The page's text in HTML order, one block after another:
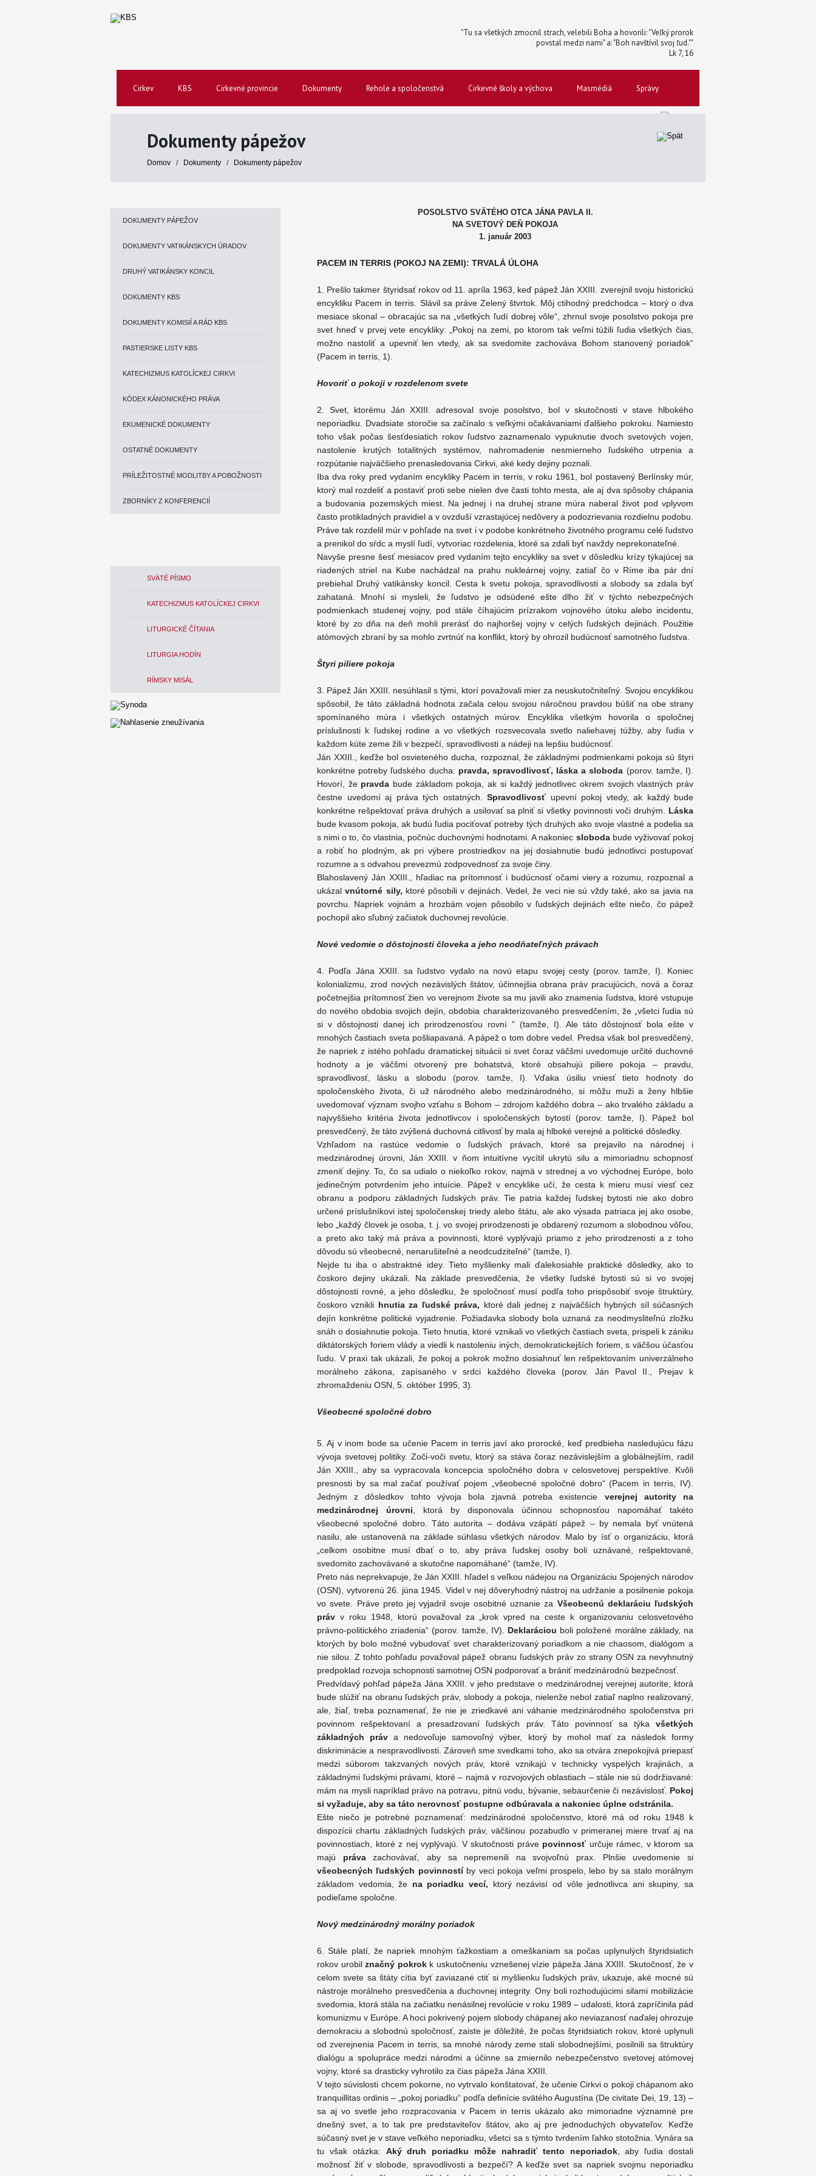
"Tu sa všetkých zmocnil strach, velebili Boha a hovorili: "Veľký prorok
povstal medzi nami" a: "Boh navštívil svoj ľud.""
Lk 7, 16
Cirkev KBS Cirkevné provincie Dokumenty Rehole a spoločenstvá Cirkevné školy a výchova Masmédiá Správy
Dokumenty pápežov
Domov / Dokumenty / Dokumenty pápežov
DOKUMENTY PÁPEŽOV
DOKUMENTY VATIKÁNSKYCH ÚRADOV
DRUHÝ VATIKÁNSKY KONCIL
DOKUMENTY KBS
DOKUMENTY KOMISIÍ A RÁD KBS
PASTIERSKE LISTY KBS
KATECHIZMUS KATOLÍCKEJ CIRKVI
KÓDEX KÁNONICKÉHO PRÁVA
EKUMENICKÉ DOKUMENTY
OSTATNÉ DOKUMENTY
PRÍLEŽITOSTNÉ MODLITBY A POBOŽNOSTI
ZBORNÍKY Z KONFERENCIÍ
SVÄTÉ PÍSMO
KATECHIZMUS KATOLÍCKEJ CIRKVI
LITURGICKÉ ČÍTANIA
LITURGIA HODÍN
RÍMSKY MISÁL
POSOLSTVO SVÄTÉHO OTCA JÁNA PAVLA II.
NA SVETOVÝ DEŇ POKOJA
1. január 2003
PACEM IN TERRIS (POKOJ NA ZEMI): TRVALÁ ÚLOHA
1. Prešlo takmer štyridsať rokov od 11. apríla 1963, keď pápež Ján XXIII. zverejnil svoju historickú
encykliku Pacem in terris. Slávil sa práve Zelený štvrtok. Môj ctihodný predchodca – ktorý o dva
mesiace skonal – obracajúc sa na „všetkých ľudí dobrej vôle“, zhrnul svoje posolstvo pokoja pre
svet hneď v prvej vete encykliky: „Pokoj na zemi, po ktorom tak veľmi túžili ľudia všetkých čias,
možno nastoliť a upevniť len vtedy, ak sa svedomite zachováva Bohom stanovený poriadok”
(Pacem in terris, 1).
Hovoriť o pokoji v rozdelenom svete
2. Svet, ktorému Ján XXIII. adresoval svoje posolstvo, bol v skutočnosti v stave hlbokého
neporiadku. Dvadsiate storočie sa začínalo s veľkými očakávaniami ďalšieho pokroku. Namiesto
toho však počas šesťdesiatich rokov ľudstvo zaznamenalo vypuknutie dvoch svetových vojen,
nastolenie krutých totalitných systémov, nahromadenie nesmierneho ľudského utrpenia a
rozpútanie najväčšieho prenasledovania Cirkvi, aké kedy dejiny poznali.
Iba dva roky pred vydaním encykliky Pacem in terris, v roku 1961, bol postavený Berlínsky múr,
ktorý mal rozdeliť a postaviť proti sebe nielen dve časti tohto mesta, ale aj dva spôsoby chápania
a budovania pozemských miest. Na jednej i na druhej strane múra naberal život pod vplyvom
často protikladných pravidiel a v ovzduší vzrastajúcej nedôvery a podozrievania rozdielnu podobu.
Práve tak rozdelil múr v pohľade na svet i v podobe konkrétneho životného programu celé ľudstvo
a prenikol do sŕdc a myslí ľudí, vytvoriac rozdelenia, ktoré sa zdali byť navždy neprekonateľné.
Navyše presne šesť mesiacov pred vydaním tejto encykliky sa svet v dôsledku krízy týkajúcej sa
riadených striel na Kube nachádzal na prahu nukleárnej vojny, zatiaľ čo v Ríme iba pár dní
prebiehal Druhý vatikánsky koncil. Cesta k svetu pokoja, spravodlivosti a slobody sa zdala byť
zahataná. Mnohí si mysleli, že ľudstvo je odsúdené ešte dlho žiť v týchto nebezpečných
podmienkach studenej vojny, pod stále číhajúcim prízrakom vojnového útoku alebo incidentu,
ktoré by zo dňa na deň mohli prerásť do najhoršej vojny v celých ľudských dejinách. Použitie
atómových zbraní by sa mohlo zvrtnúť na konflikt, ktorý by ohrozil budúcnosť samotného ľudstva.
Štyri piliere pokoja
3. Pápež Ján XXIII. nesúhlasil s tými, ktorí považovali mier za neuskutočniteľný. Svojou encyklikou
spôsobil, že táto základná hodnota začala celou svojou náročnou pravdou búšiť na obe strany
spomínaného múra i všetkých ostatných múrov. Encyklika všetkým hovorila o spoločnej
príslušnosti k ľudskej rodine a vo všetkých rozsvecovala svetlo naliehavej túžby, aby ľudia v
každom kúte zeme žili v bezpečí, spravodlivosti a nádeji na lepšiu budúcnosť.
Ján XXIII., keďže bol osvieteného ducha, rozpoznal, že základnými podmienkami pokoja sú štyri
konkrétne potreby ľudského ducha: pravda, spravodlivosť, láska a sloboda (porov. tamže, I).
Hovorí, že pravda bude základom pokoja, ak si každý jednotlivec okrem svojich vlastných práv
čestne uvedomí aj práva tých ostatných. Spravodlivosť upevní pokoj vtedy, ak každý bude
konkrétne rešpektovať práva druhých a usilovať sa plniť si všetky povinnosti voči druhým. Láska
bude kvasom pokoja, ak budú ľudia pociťovať potreby tých druhých ako svoje vlastné a podelia sa
s nimi o to, čo vlastnia, počnúc duchovnými hodnotami. A nakoniec slobodabude vyživovať pokoj
a robiť ho plodným, ak pri výbere prostriedkov na jej dosiahnutie budú jednotlivci postupovať
rozumne a s odvahou prevezmú zodpovednosť za svoje činy.
Blahoslavený Ján XXIII., hľadiac na prítomnosť i budúcnosť očami viery a rozumu, rozpoznal a
ukázalvnútorné sily, ktoré pôsobili v dejinách. Vedel, že veci nie sú vždy také, ako sa javia na
povrchu. Napriek vojnám a hrozbám vojen pôsobilo v ľudských dejinách ešte niečo, čo pápež
pochopil ako sľubný začiatok duchovnej revolúcie.
Nové vedomie o dôstojnosti človeka a jeho neodňateľných právach
4. Podľa Jána XXIII. sa ľudstvo vydalo na novú etapu svojej cesty (porov. tamže, I). Koniec
kolonializmu, zrod nových nezávislých štátov, účinnejšia obrana práv pracujúcich, nová a čoraz
početnejšia prítomnosť žien vo verejnom živote sa mu javili ako znamenia ľudstva, ktoré vstupuje
do nového obdobia svojich dejín, obdobia charakterizovaného presvedčením, že „všetci ľudia sú
si v dôstojnosti danej ich prirodzenosťou rovní ” (tamže, I). Ale táto dôstojnosť bola ešte v
mnohých častiach sveta pošliapavaná. A pápež o tom dobre vedel. Predsa však bol presvedčený,
že napriek z istého pohľadu dramatickej situácii si svet čoraz väčšmi uvedomuje určité duchovné
hodnoty a je väčšmi otvorený pre bohatstvá, ktoré obsahujú piliere pokoja – pravdu,
spravodlivosť, lásku a slobodu (porov. tamže, I). Vďaka úsiliu vniesť tieto hodnoty do
spoločenského života, či už národného alebo medzinárodného, si môžu muži a ženy hlbšie
uvedomovať význam svojho vzťahu s Bohom – zdrojom každého dobra – ako trvalého základu a
najvyššieho kritéria života jednotlivcov i spoločenských bytostí (porov. tamže, I). Pápež bol
presvedčený, že táto zvýšená duchovná citlivosť by mala aj hlboké verejné a politické dôsledky.
Vzhľadom na rastúce vedomie o ľudských právach, ktoré sa prejavilo na národnej i
medzinárodnej úrovni, Ján XXIII. v ňom intuitívne vycítil ukrytú silu a mimoriadnu schopnosť
zmeniť dejiny. To, čo sa udialo o niekoľko rokov, najmä v strednej a vo východnej Európe, bolo
jedinečným potvrdením jeho intuície. Pápež v encyklike učí, že cesta k mieru musí viesť cez
obranu a podporu základných ľudských práv. Tie patria každej ľudskej bytosti nie ako dobro
určené príslušníkovi istej spoločenskej triedy alebo štátu, ale ako výsada patriaca jej ako osobe,
lebo „každý človek je osoba, t. j. vo svojej prirodzenosti je obdarený rozumom a slobodnou vôľou,
a preto ako taký má práva a povinnosti, ktoré vyplývajú priamo z jeho prirodzenosti a z toho
dôvodu sú všeobecné, nenarušiteľné a neodcudziteľné“ (tamže, I).
Nejde tu iba o abstraktné idey. Tieto myšlienky mali ďalekosiahle praktické dôsledky, ako to
čoskoro dejiny ukázali. Na základe presvedčenia, že všetky ľudské bytosti sú si vo svojej
dôstojnosti rovné, a jeho dôsledku, že spoločnosť musí podľa toho prispôsobiť svoje štruktúry,
čoskoro vznikli hnutia za ľudské práva, ktoré dali jednej z najväčších hybných síl súčasných
dejín konkrétne politické vyjadrenie. Požiadavka slobody bola uznaná za neodmysliteľnú zložku
snáh o dosiahnutie pokoja. Tieto hnutia, ktoré vznikali vo všetkých častiach sveta, prispeli k zániku
diktátorských foriem vlády a viedli k nastoleniu iných, demokratickejších foriem, s väčšou účasťou
ľudu. V praxi tak ukázali, že pokoj a pokrok možno dosiahnuť len rešpektovaním univerzálneho
morálneho zákona, zapísaného v srdci každého človeka (porov. Ján Pavol II., Prejav k
zhromaždeniu OSN, 5. október 1995, 3).
Všeobecné spoločné dobro
5. Aj v inom bode sa učenie Pacem in terris javí ako prorocké, keď predbieha nasledujúcu fázu
vývoja svetovej politiky. Zoči-voči svetu, ktorý sa stáva čoraz nezávislejším a globálnejším, radil
Ján XXIII., aby sa vypracovala koncepcia spoločného dobra v celosvetovej perspektíve. Kvôli
presnosti by sa mal začať používať pojem „všeobecné spoločné dobro“ (Pacem in terris, IV).
Jedným z dôsledkov tohto vývoja bola zjavná potreba existencie verejnej autority na
medzinárodnej úrovni , ktorá by disponovala účinnou schopnosťou napomáhať takéto
všeobecné spoločné dobro. Táto autorita – dodáva vzápätí pápež – by nemala byť vnútená
nasilu, ale ustanovená na základe súhlasu všetkých národov. Malo by ísť o organizáciu, ktorá
„celkom osobitne musí dbať o to, aby práva ľudskej osoby boli uznávané, rešpektované,
svedomito zachovávané a skutočne napomáhané“ (tamže, IV).
Preto nás neprekvapuje, že Ján XXIII. hľadel s veľkou nádejou na Organizáciu Spojených národov
(OSN), vytvorenú 26. júna 1945. Videl v nej dôveryhodný nástroj na udržanie a posilnenie pokoja
vo svete. Práve preto jej vyjadril svoje osobitné uznanie za Všeobecnú deklaráciu ľudských
práv v roku 1948, ktorú považoval za „krok vpred na ceste k organizovaniu celosvetového
právno-politického zriadenia“ (porov. tamže, IV). Deklaráciou boli položené morálne základy, na
ktorých by bolo možné vybudovať svet charakterizovaný poriadkom a nie chaosom, dialógom a
nie silou. Z tohto pohľadu považoval pápež obranu ľudských práv zo strany OSN za nevyhnutný
predpoklad rozvoja schopnosti samotnej OSN podporovať a brániť medzinárodnú bezpečnosť.
Predvídavý pohľad pápeža Jána XXIII. v jeho predstave o medzinárodnej verejnej autorite, ktorá
bude slúžiť na obranu ľudských práv, slobody a pokoja, nielenže nebol zatiaľ naplno realizovaný,
ale, žiaľ, treba poznamenať, že nie je zriedkavé ani váhanie medzinárodného spoločenstva pri
povinnom rešpektovaní a presadzovaní ľudských práv. Táto povinnosť sa týka všetkých
základných práv a nedovoľuje samovoľný výber, ktorý by mohol mať za následok formy
diskriminácie a nespravodlivosti. Zároveň sme svedkami toho, ako sa otvára znepokojivá priepasť
medzi súborom takzvaných nových práv, ktoré vznikajú v technicky vyspelých krajinách, a
základnými ľudskými právami, ktoré – najmä v rozvojových oblastiach – stále nie sú dodržiavané:
mám na mysli napríklad právo na potravu, pitnú vodu, bývanie, sebaurčenie či nezávislosť. Pokoj
si vyžaduje, aby sa táto nerovnosť postupne odbúravala a nakoniec úplne odstránila.
Ešte niečo je potrebné poznamenať: medzinárodné spoločenstvo, ktoré má od roku 1948 k
dispozícii chartu základných ľudských práv, väčšinou pozabudlo v primeranej miere trvať aj na
povinnostiach, ktoré z nej vyplývajú. V skutočnosti práve povinnosť určuje rámec, v ktorom sa
majú právazachovávať, aby sa nepremenili na svojvoľnú prax. Plnšie uvedomenie si
všeobecných ľudských povinnostíby veci pokoja veľmi prospelo, lebo by sa stalo morálnym
základom vedomia, že na poriadku vecí, ktorý nezávisí od vôle jednotlivca ani skupiny, sa
podieľame spoločne.
Nový medzinárodný morálny poriadok
6. Stále platí, že napriek mnohým ťažkostiam a omeškaniam sa počas uplynulých štyridsiatich
rokov urobilznačný pokrokk uskutočneniu vznešenej vízie pápeža Jána XXIII. Skutočnosť, že v
celom svete sa štáty cítia byť zaviazané ctiť si myšlienku ľudských práv, ukazuje, aké mocné sú
nástroje morálneho presvedčenia a duchovnej integrity. Ony boli rozhodujúcimi silami mobilizácie
svedomia, ktorá stála na začiatku nenásilnej revolúcie v roku 1989 – udalosti, ktorá zapríčinila pád
komunizmu v Európe. A hoci pokrivený pojem slobody chápanej ako neviazanosť naďalej ohrozuje
demokraciu a slobodnú spoločnosť, zaiste je dôležité, že počas štyridsiatich rokov, ktoré uplynuli
od zverejnenia Pacem in terris, sa mnohé národy zeme stali slobodnejšími, posilnili sa štruktúry
dialógu a spolupráce medzi národmi a účinne sa zmiernilo nebezpečenstvo svetovej atómovej
vojny, ktoré sa drasticky vyhrotilo za čias pápeža Jána XXIII.
V tejto súvislosti chcem pokorne, no vytrvalo konštatovať, že učenie Cirkvi o pokoji chápanom ako
tranquillitas ordinis – „pokoj poriadku“ podľa definície svätého Augustína (De civitate Dei, 19, 13) –
sa aj vo svetle jeho rozpracovania v Pacem in terris ukázalo ako mimoriadne významné pre
dnešný svet, a to tak pre predstaviteľov štátov, ako aj pre jednoduchých obyvateľov. Keďže
súčasný svet je v stave veľkého neporiadku, všetci sa s týmto tvrdením ľahko stotožnia. Vynára sa
tu však otázka: Aký druh poriadku môže nahradiť tento neporiadok, aby ľudia dostali
možnosť žiť v slobode, spravodlivosti a bezpečí? A keďže svet sa napriek svojmu neporiadku